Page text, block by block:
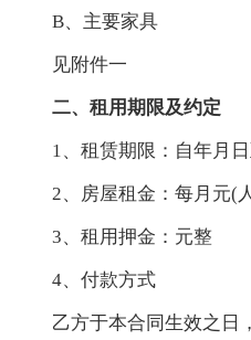
B、主要家具
见附件一
二、租用期限及约定
1、租赁期限：自年月日
2、房屋租金：每月元(
3、租用押金：元整
4、付款方式
乙方于本合同生效之日